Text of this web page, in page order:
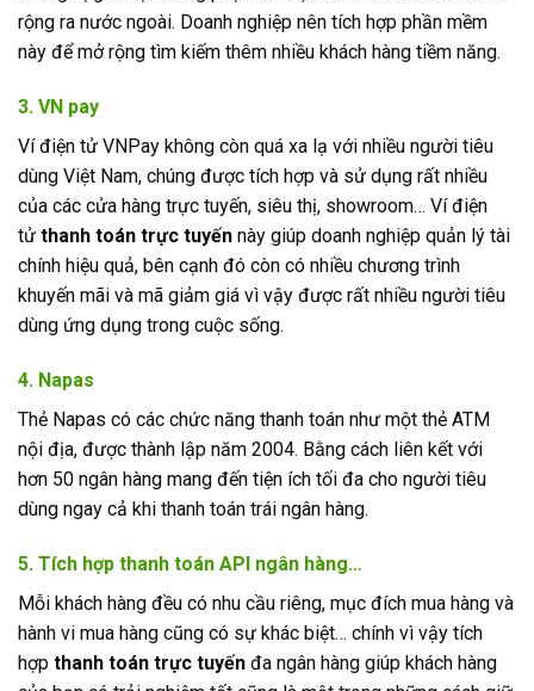
rộng ra nước ngoài. Doanh nghiệp nên tích hợp phần mềm
này để mở rộng tìm kiếm thêm nhiều khách hàng tiềm năng.
3. VN pay
Ví điện tử VNPay không còn quá xa lạ với nhiều người tiêu
dùng Việt Nam, chúng được tích hợp và sử dụng rất nhiều
của các cửa hàng trực tuyến, siêu thị, showroom… Ví điện
tử thanh toán trực tuyến này giúp doanh nghiệp quản lý tài
chính hiệu quả, bên cạnh đó còn có nhiều chương trình
khuyến mãi và mã giảm giá vì vậy được rất nhiều người tiêu
dùng ứng dụng trong cuộc sống.
4. Napas
Thẻ Napas có các chức năng thanh toán như một thẻ ATM
nội địa, được thành lập năm 2004. Bằng cách liên kết với
hơn 50 ngân hàng mang đến tiện ích tối đa cho người tiêu
dùng ngay cả khi thanh toán trái ngân hàng.
5. Tích hợp thanh toán API ngân hàng…
Mỗi khách hàng đều có nhu cầu riêng, mục đích mua hàng và
hành vi mua hàng cũng có sự khác biệt… chính vì vậy tích
hợp thanh toán trực tuyến đa ngân hàng giúp khách hàng